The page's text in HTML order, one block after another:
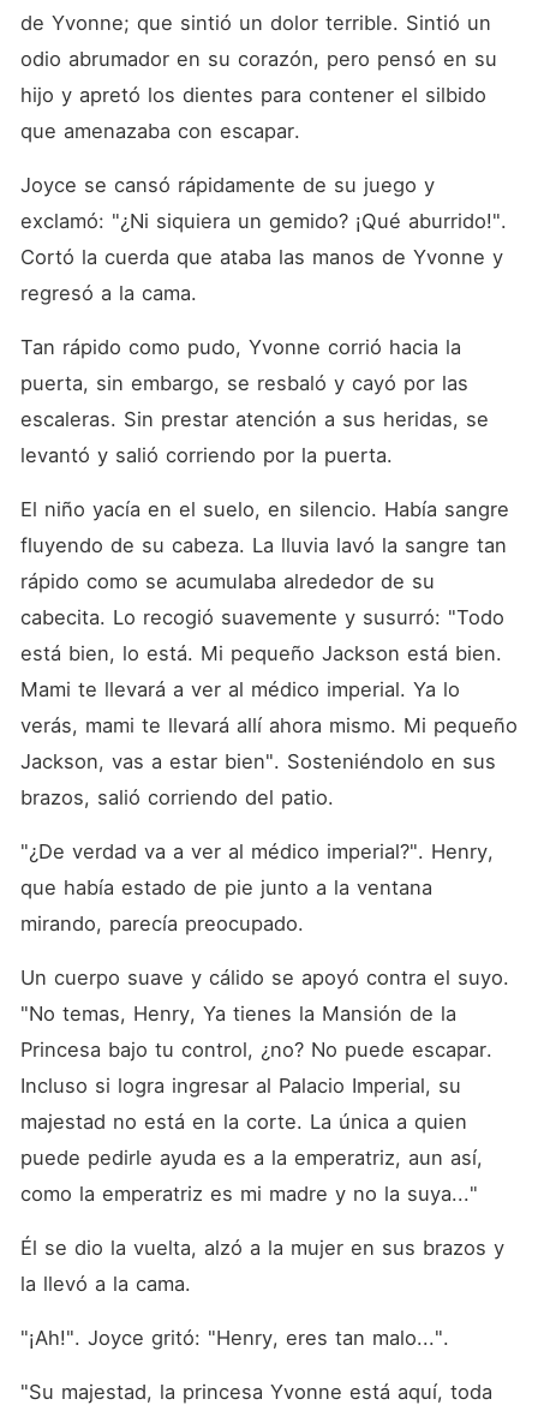
de Yvonne; que sintió un dolor terrible. Sintió un
odio abrumador en su corazón, pero pensó en su
hijo y apretó los dientes para contener el silbido
que amenazaba con escapar.
Joyce se cansó rápidamente de su juego y
exclamó: "¿Ni siquiera un gemido? ¡Qué aburrido!".
Cortó la cuerda que ataba las manos de Yvonne y
regresó a la cama.
Tan rápido como pudo, Yvonne corrió hacia la
puerta, sin embargo, se resbaló y cayó por las
escaleras. Sin prestar atención a sus heridas, se
levantó y salió corriendo por la puerta.
El niño yacía en el suelo, en silencio. Había sangre
fluyendo de su cabeza. La lluvia lavó la sangre tan
rápido como se acumulaba alrededor de su
cabecita. Lo recogió suavemente y susurró: "Todo
está bien, lo está. Mi pequeño Jackson está bien.
Mami te llevará a ver al médico imperial. Ya lo
verás, mami te llevará allí ahora mismo. Mi pequeño
Jackson, vas a estar bien". Sosteniéndolo en sus
brazos, salió corriendo del patio.
"¿De verdad va a ver al médico imperial?". Henry,
que había estado de pie junto a la ventana
mirando, parecía preocupado.
Un cuerpo suave y cálido se apoyó contra el suyo.
"No temas, Henry, Ya tienes la Mansión de la
Princesa bajo tu control, ¿no? No puede escapar.
Incluso si logra ingresar al Palacio Imperial, su
majestad no está en la corte. La única a quien
puede pedirle ayuda es a la emperatriz, aun así,
como la emperatriz es mi madre y no la suya..."
Él se dio la vuelta, alzó a la mujer en sus brazos y
la llevó a la cama.
"¡Ah!". Joyce gritó: "Henry, eres tan malo...".
"Su majestad, la princesa Yvonne está aquí, toda